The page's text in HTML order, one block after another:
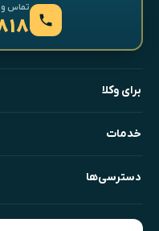
تماس و
برای وکلا
خدمات
دسترسی‌ها